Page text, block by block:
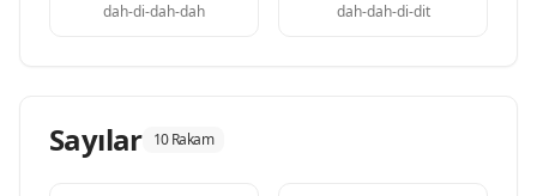
dah-di-dah-dah dah-dah-di-dit
Sayılar 10 Rakam